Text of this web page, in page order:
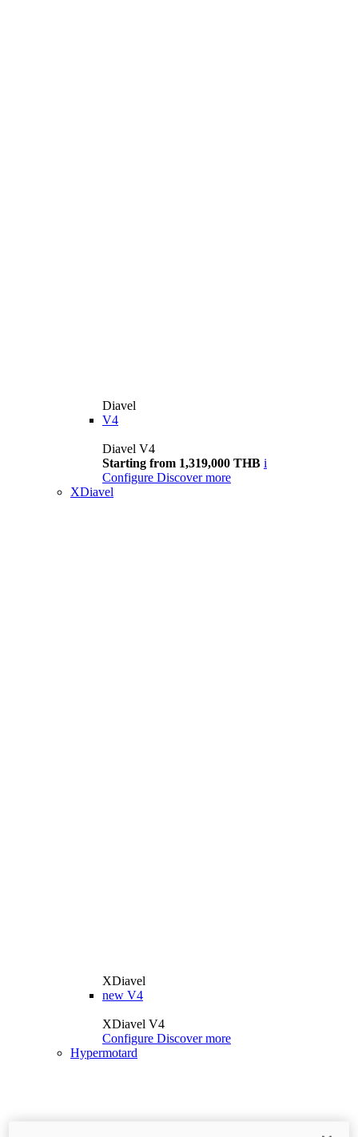
Diavel
V4
Diavel V4
Starting from 1,319,000 THB i
Configure Discover more
XDiavel
XDiavel
new V4
XDiavel V4
Configure Discover more
Hypermotard